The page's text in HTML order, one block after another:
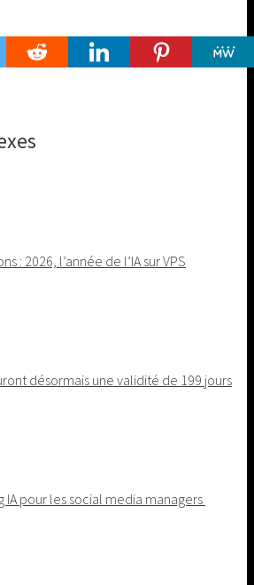
: 2026, l’année de l’IA sur VPS
désormais une validité de 199 jours
IA pour les social media managers